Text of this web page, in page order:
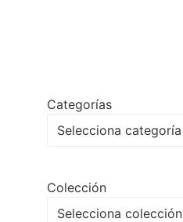
Categorías
Selecciona categoría
Colección
Selecciona colección